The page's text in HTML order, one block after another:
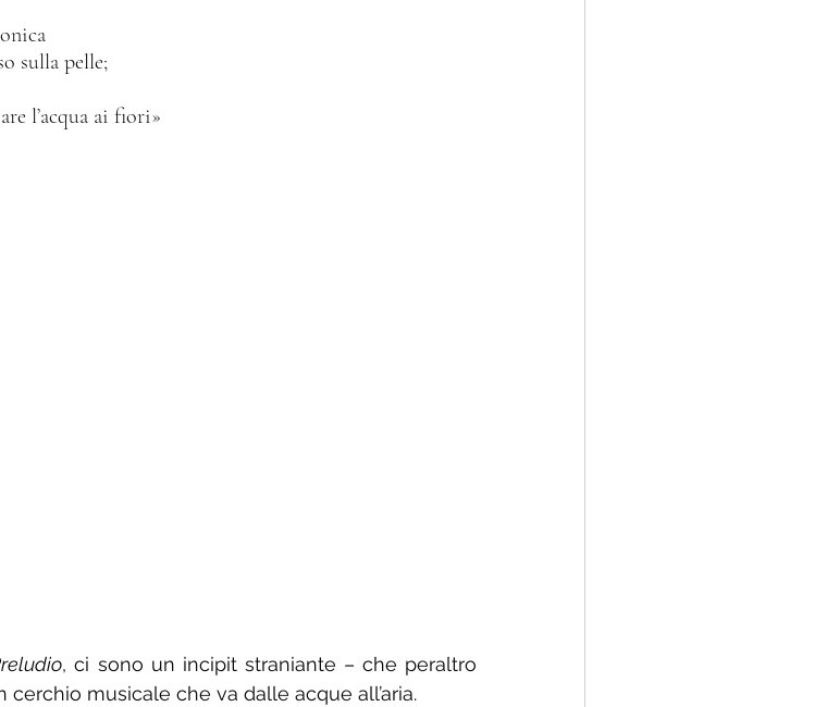
sulla pelle;
l’acqua ai fiori»
, ci sono un incipit straniante – che peraltro
cerchio musicale che va dalle acque all’aria.